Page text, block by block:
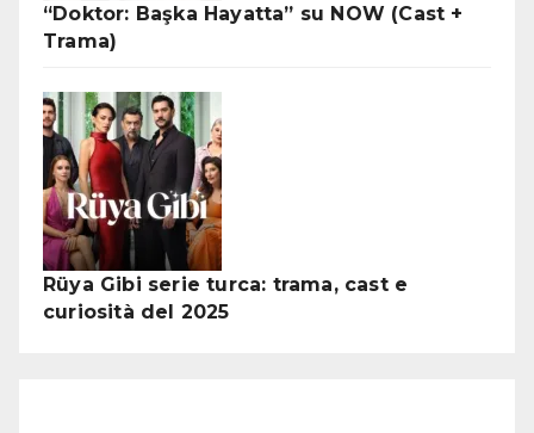
“Doktor: Başka Hayatta” su NOW (Cast +
Trama)
Rüya Gibi serie turca: trama, cast e
curiosità del 2025